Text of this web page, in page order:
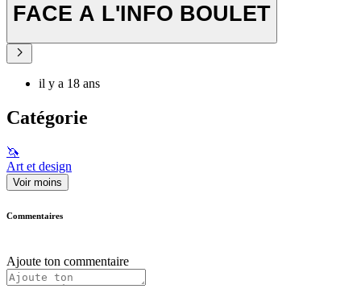
FACE A L'INFO BOULET
il y a 18 ans
Catégorie
🦄
Art et design
Voir moins
Commentaires
Ajoute ton commentaire